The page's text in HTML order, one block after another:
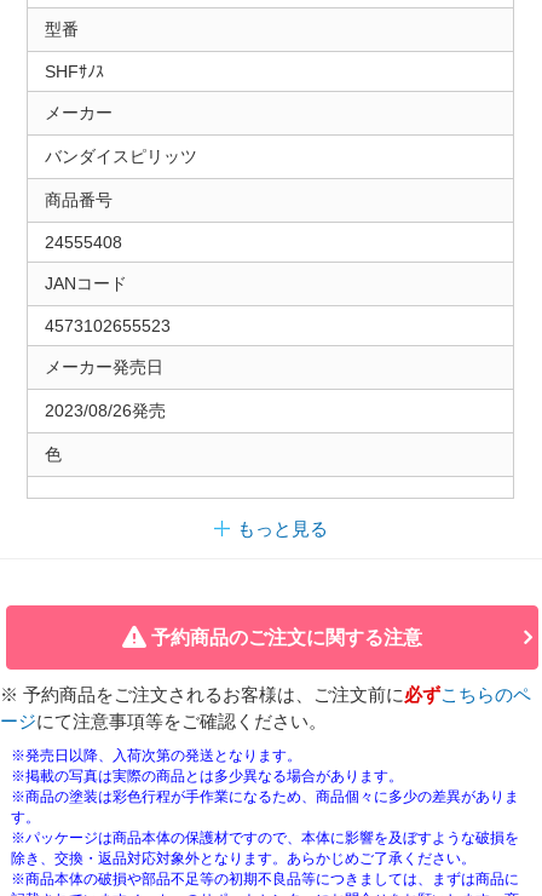
型番
SHFｻﾉｽ
メーカー
バンダイスピリッツ
商品番号
24555408
JANコード
4573102655523
メーカー発売日
2023/08/26発売
色
もっと見る
予約商品のご注文に関する注意
※ 予約商品をご注文されるお客様は、ご注文前に必ずこちらのペ
ージにて注意事項等をご確認ください。
※発売日以降、入荷次第の発送となります。
※掲載の写真は実際の商品とは多少異なる場合があります。
※商品の塗装は彩色行程が手作業になるため、商品個々に多少の差異がありま
す。
※パッケージは商品本体の保護材ですので、本体に影響を及ぼすような破損を
除き、交換・返品対応対象外となります。あらかじめご了承ください。
※商品本体の破損や部品不足等の初期不良品等につきましては、まずは商品に